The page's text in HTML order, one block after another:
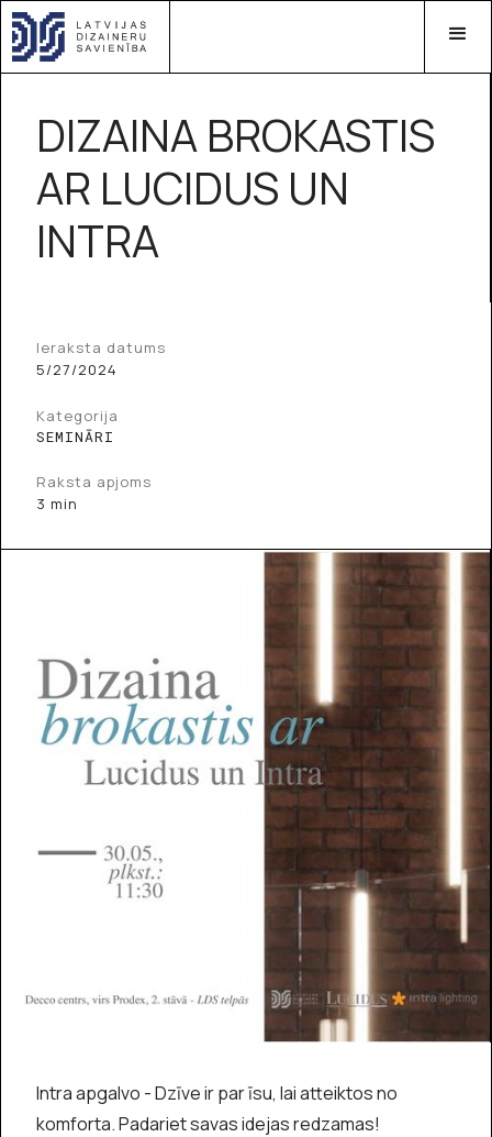
DIZAINA BROKASTIS
AR LUCIDUS UN
INTRA
Ieraksta datums
5/27/2024
Kategorija
SEMINĀRI
Raksta apjoms
3 min
Intra apgalvo - Dzīve ir par īsu, lai atteiktos no
komforta. Padariet savas idejas redzamas!